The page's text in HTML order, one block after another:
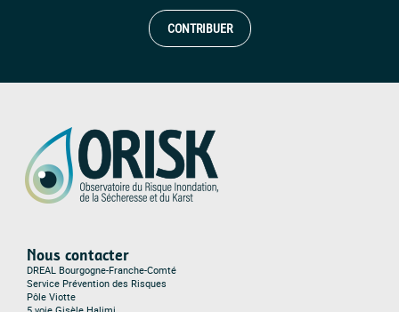
CONTRIBUER
Nous contacter
DREAL Bourgogne-Franche-Comté
Service Prévention des Risques
Pôle Viotte